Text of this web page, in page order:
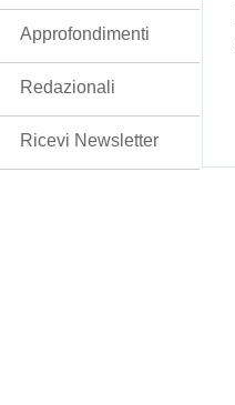
Approfondimenti
Redazionali
Ricevi Newsletter